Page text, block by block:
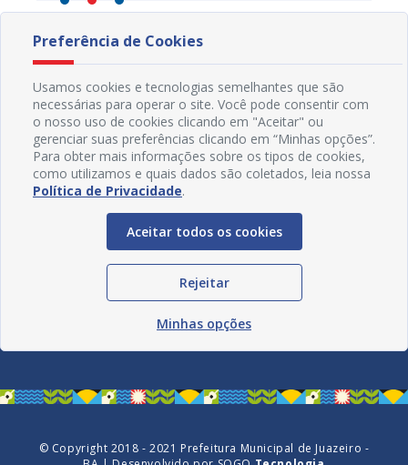
Redes Sociais
© Copyright 2018 - 2021 Prefeitura Municipal de Juazeiro -
Preferência de Cookies
Usamos cookies e tecnologias semelhantes que são
necessárias para operar o site. Você pode consentir com
o nosso uso de cookies clicando em "Aceitar" ou
gerenciar suas preferências clicando em “Minhas opções”.
Para obter mais informações sobre os tipos de cookies,
como utilizamos e quais dados são coletados, leia nossa
Política de Privacidade.
Aceitar todos os cookies
Rejeitar
Minhas opções